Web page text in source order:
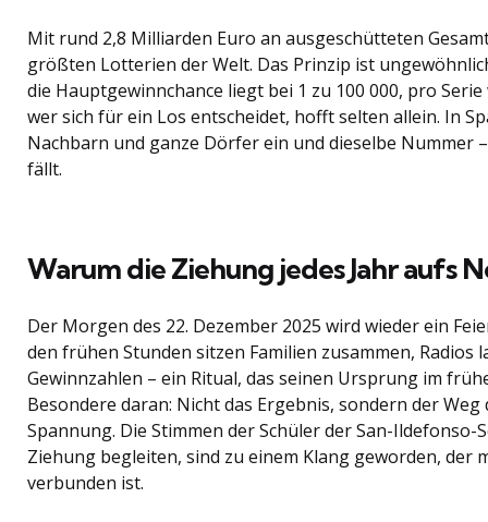
Mit rund 2,8 Milliarden Euro an ausgeschütteten
größten Lotterien der Welt. Das Prinzip ist
die Hauptgewinnchance liegt bei 1 zu 100 000, pro
wer sich für ein Los entscheidet, hofft selten allein. In
Nachbarn und ganze Dörfer ein und dieselbe Nummer
fällt.
Warum die Ziehung jedes Jahr aufs
Der Morgen des 22. Dezember 2025 wird wieder ein
den frühen Stunden sitzen Familien zusammen, Radios
Gewinnzahlen – ein Ritual, das seinen Ursprung im
Besondere daran: Nicht das Ergebnis, sondern der
Spannung. Die Stimmen der Schüler der San-Ildefonso-
Ziehung begleiten, sind zu einem Klang geworden, der
verbunden ist.